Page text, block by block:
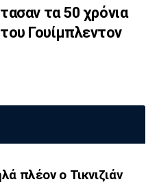
Μπάγερν
Σεν
Μαρσέιγ
τα 50 χρόνια
Γουίμπλεντον
πλέον ο Τικνιζιάν